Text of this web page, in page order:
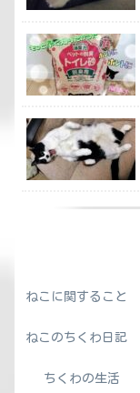
ねこに関すること
ねこのちくわ日記
ちくわの生活